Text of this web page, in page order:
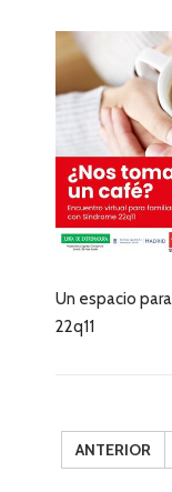
Un espacio
22q11
ANTERIOR